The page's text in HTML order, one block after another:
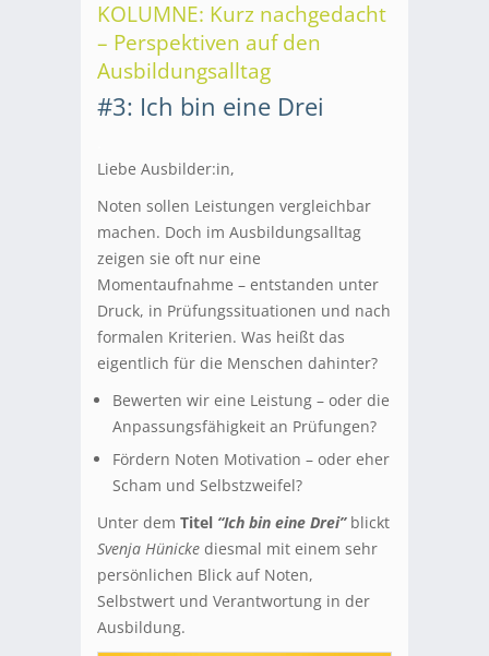
KOLUMNE: Kurz nachgedacht
– Perspektiven auf den
Ausbildungsalltag
#3: Ich bin eine Drei
Liebe Ausbilder:in,
Noten sollen Leistungen vergleichbar
machen. Doch im Ausbildungsalltag
zeigen sie oft nur eine
Momentaufnahme – entstanden unter
Druck, in Prüfungssituationen und nach
formalen Kriterien. Was heißt das
eigentlich für die Menschen dahinter?
Bewerten wir eine Leistung – oder die
Anpassungsfähigkeit an Prüfungen?
Fördern Noten Motivation – oder eher
Scham und Selbstzweifel?
Unter dem Titel “Ich bin eine Drei”blickt
Svenja Hünicke diesmal mit einem sehr
persönlichen Blick auf Noten,
Selbstwert und Verantwortung in der
Ausbildung.